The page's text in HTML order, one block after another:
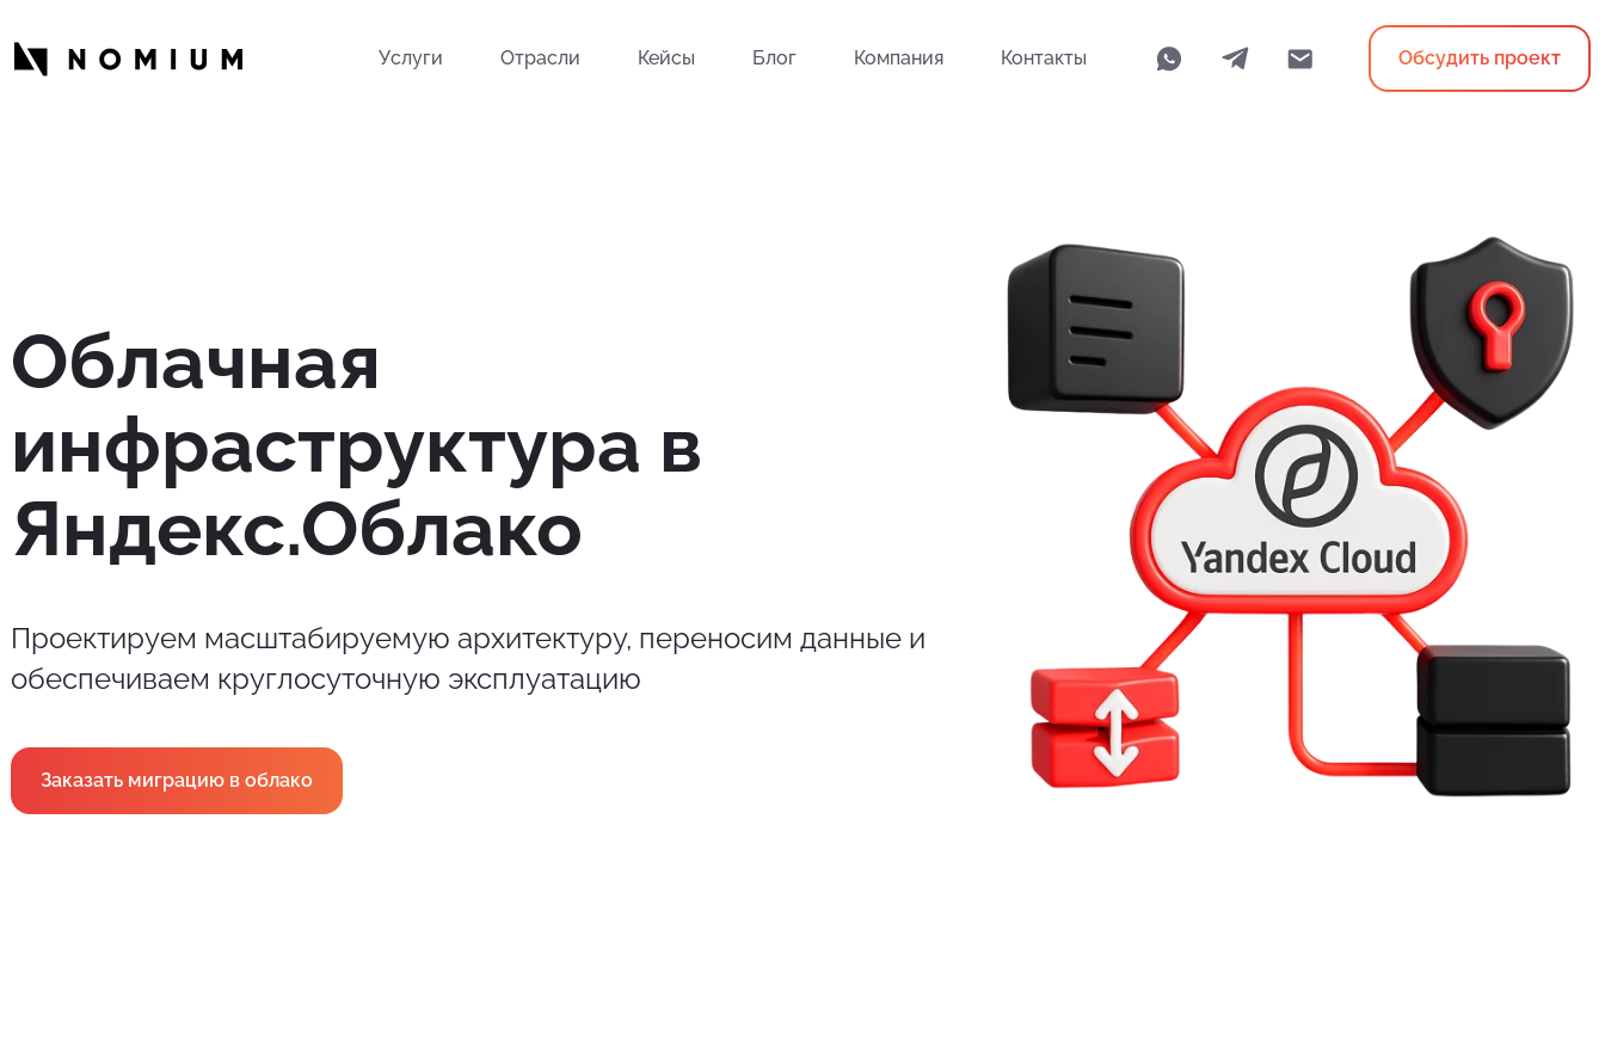
Услуги Отрасли Кейсы Блог Компания Контакты Обсудить проект
Облачная
инфраструктура в
Яндекс.Облако
Проектируем масштабируемую архитектуру, переносим данные и
обеспечиваем круглосуточную эксплуатацию
Заказать миграцию в облако